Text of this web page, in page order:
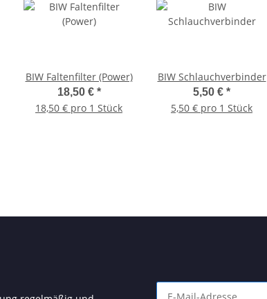
BIW Faltenfilter (Power)
18,50 € *
18,50 € pro 1 Stück
BIW Schlauchverbinder
5,50 € *
5,50 € pro 1 Stück